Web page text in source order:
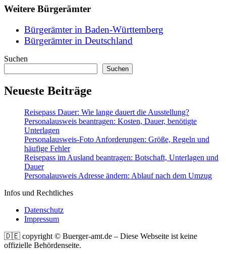
Weitere Bürgerämter
Bürgerämter in Baden-Württemberg
Bürgerämter in Deutschland
Suchen
Suchen
Neueste Beiträge
Reisepass Dauer: Wie lange dauert die Ausstellung?
Personalausweis beantragen: Kosten, Dauer, benötigte
Unterlagen
Personalausweis-Foto Anforderungen: Größe, Regeln und
häufige Fehler
Reisepass im Ausland beantragen: Botschaft, Unterlagen und
Dauer
Personalausweis Adresse ändern: Ablauf nach dem Umzug
Infos und Rechtliches
Datenschutz
Impressum
🇩🇪 copyright © Buerger-amt.de ‒ Diese Webseite ist keine
offizielle Behördenseite.